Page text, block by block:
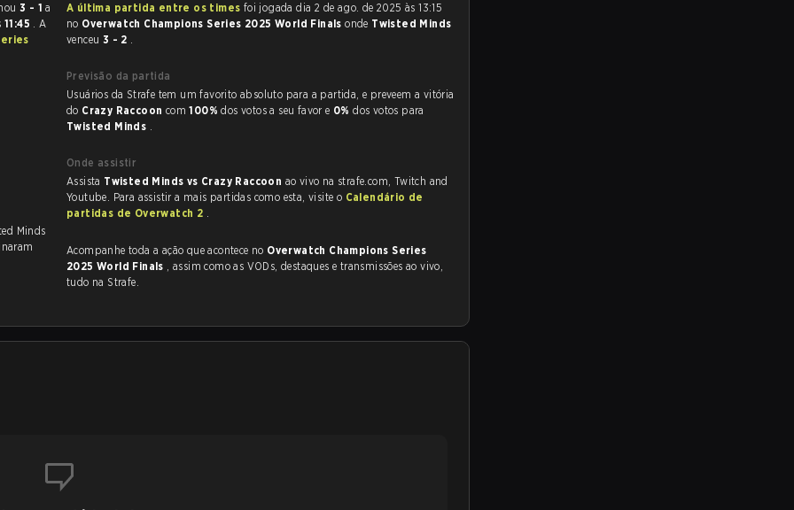
terminou 3 - 1 a
11:45 . A
Minds
A última partida entre os times
no Overwatch Champions Series 2025 World Finalsonde Twisted Minds
venceu 3 - 2 .
Previsão da partida
Usuários da Strafe tem um favorito absoluto para a partida, e preveem a vitória
do Crazy Raccoon com100%dos votos a seu favor e 0%dos votos para
Twisted Minds .
Onde assistir
Assista Twisted Minds vs Crazy Raccoon ao vivo na strafe.com, Twitch and
Youtube. Para assistir a mais partidas como esta, visite o Calendário de
partidas de Overwatch 2 .
Acompanhe toda a ação que acontece no Overwatch Champions Series
2025 World Finals , assim como as VODs, destaques e transmissões ao vivo,
tudo na Strafe.